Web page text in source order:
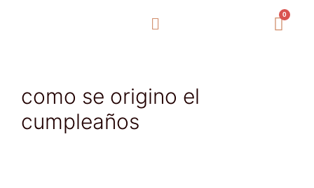
0
como se origino el
cumpleaños